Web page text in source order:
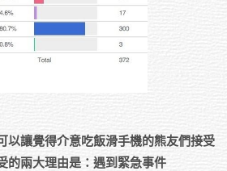
以讓覺得介意吃飯滑手機的熊友們接受
的兩大理由是：遇到緊急事件